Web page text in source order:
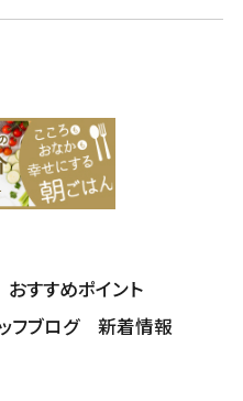
おすすめポイント
フブログ 新着情報